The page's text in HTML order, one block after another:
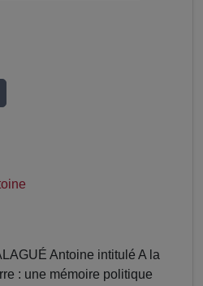
Antoine intitulé A la
: une mémoire politique